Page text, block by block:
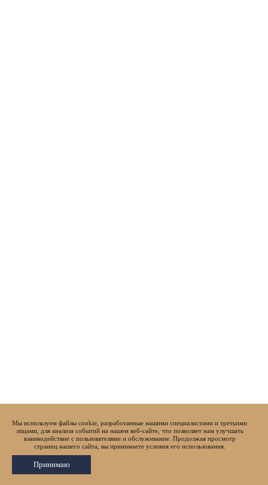
Мы используем файлы cookie, разработанные нашими специалистами и третьими
лицами, для анализа событий на нашем веб-сайте, что позволяет нам улучшать
взаимодействие с пользователями и обслуживание. Продолжая просмотр
страниц нашего сайта, вы принимаете условия его использования.
Принимаю